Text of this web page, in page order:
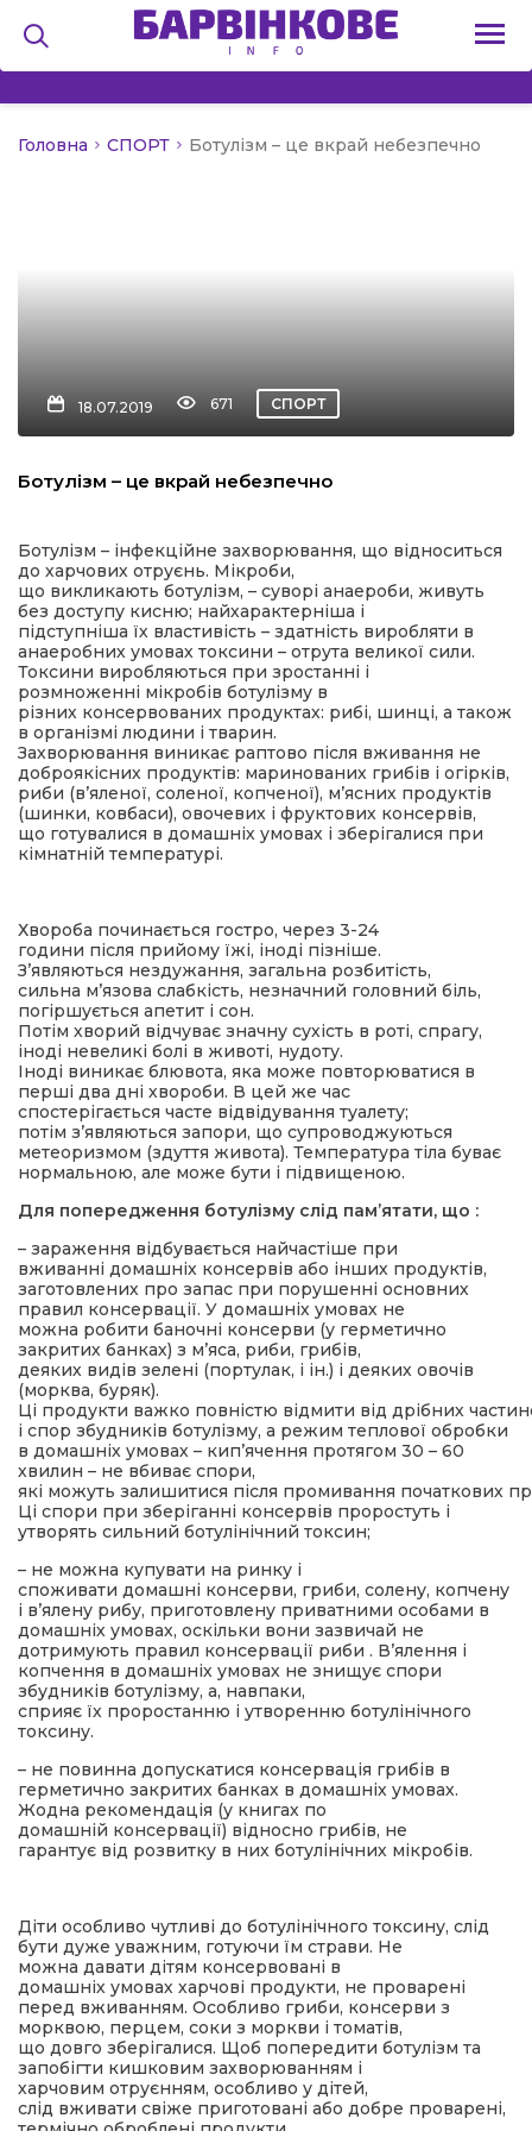
Головна СПОРТ Ботулізм – це вкрай небезпечно
18.07.2019 671 СПОРТ
Ботулізм – це вкрай небезпечно
Ботулізм – інфекційне захворювання, що відноситься
до харчових отруєнь. Мікроби,
що викликають ботулізм, – суворі анаероби, живуть
без доступу кисню; найхарактерніша і
підступніша їх властивість – здатність виробляти в
анаеробних умовах токсини – отрута великої сили.
Токсини виробляються при зростанні і
розмноженні мікробів ботулізму в
різних консервованих продуктах: рибі, шинці, а також
в організмі людини і тварин.
Захворювання виникає раптово після вживання не
доброякісних продуктів: маринованих грибів і огірків,
риби (в’яленої, соленої, копченої), м’ясних продуктів
(шинки, ковбаси), овочевих і фруктових консервів,
що готувалися в домашніх умовах і зберігалися при
кімнатній температурі.
Хвороба починається гостро, через 3-24
години після прийому їжі, іноді пізніше.
З’являються нездужання, загальна розбитість,
сильна м’язова слабкість, незначний головний біль,
погіршується апетит і сон.
Потім хворий відчуває значну сухість в роті, спрагу,
іноді невеликі болі в животі, нудоту.
Іноді виникає блювота, яка може повторюватися в
перші два дні хвороби. В цей же час
спостерігається часте відвідування туалету;
потім з’являються запори, що супроводжуються
метеоризмом (здуття живота). Температура тіла буває
нормальною, але може бути і підвищеною.
Для попередження ботулізму слід пам’ятати, що :
– зараження відбувається найчастіше при
вживанні домашніх консервів або інших продуктів,
заготовлених про запас при порушенні основних
правил консервації. У домашніх умовах не
можна робити баночні консерви (у герметично
закритих банках) з м’яса, риби, грибів,
деяких видів зелені (портулак, і ін.) і деяких овочів
(морква, буряк).
Ці продукти важко повністю відмити від дрібних
і спор збудників ботулізму, а режим теплової обробки
в домашніх умовах – кип’ячення протягом 30 – 60
хвилин – не вбиває спори,
які можуть залишитися після промивання початкових
Ці спори при зберіганні консервів проростуть і
утворять сильний ботулінічний токсин;
– не можна купувати на ринку і
споживати домашні консерви, гриби, солену, копчену
і в’ялену рибу, приготовлену приватними особами в
домашніх умовах, оскільки вони зазвичай не
дотримують правил консервації риби . В’ялення і
копчення в домашніх умовах не знищує спори
збудників ботулізму, а, навпаки,
сприяє їх проростанню і утворенню ботулінічного
токсину.
– не повинна допускатися консервація грибів в
герметично закритих банках в домашніх умовах.
Жодна рекомендація (у книгах по
домашній консервації) відносно грибів, не
гарантує від розвитку в них ботулінічних мікробів.
Діти особливо чутливі до ботулінічного токсину, слід
бути дуже уважним, готуючи їм страви. Не
можна давати дітям консервовані в
домашніх умовах харчові продукти, не проварені
перед вживанням. Особливо гриби, консерви з
морквою, перцем, соки з моркви і томатів,
що довго зберігалися. Щоб попередити ботулізм та
запобігти кишковим захворюванням і
харчовим отруєнням, особливо у дітей,
слід вживати свіже приготовані або добре проварені,